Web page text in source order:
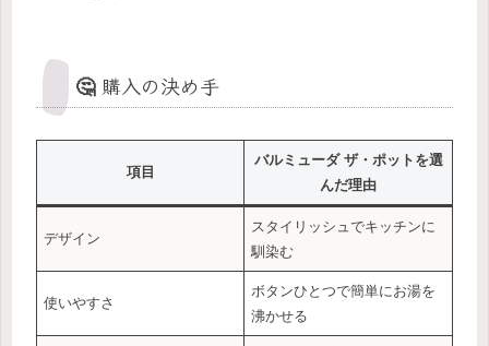
🤔 購入の決め手
項目
バルミューダ ザ・ポットを選
んだ理由
デザイン
スタイリッシュでキッチンに
馴染む
使いやすさ
ボタンひとつで簡単にお湯を
沸かせる